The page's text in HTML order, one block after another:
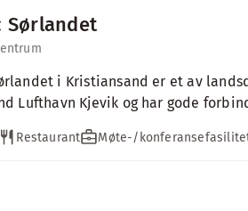
Sørlandet
i Kristiansand er et av
Lufthavn Kjevik og har gode
Restaurant Møte-/